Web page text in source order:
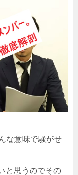
な意味で騒がせ
と思うのでその